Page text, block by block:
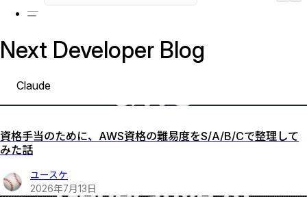
Next Developer Blog
Claude
資格手当のために、AWS資格の難易度をS/A/B/Cで整理して
みた話
ユースケ
2026年7月13日